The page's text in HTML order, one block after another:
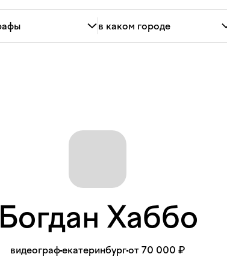
Богдан Хаббо
видеографекатеринбургот 70 000 ₽